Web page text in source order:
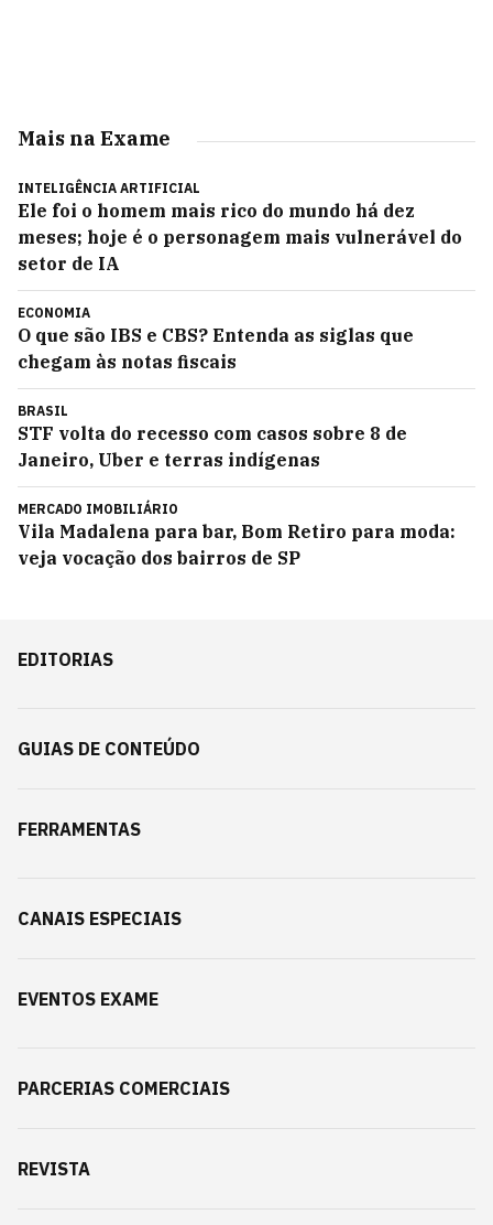
Mais na Exame
INTELIGÊNCIA ARTIFICIAL
Ele foi o homem mais rico do mundo há dez
meses; hoje é o personagem mais vulnerável do
setor de IA
ECONOMIA
O que são IBS e CBS? Entenda as siglas que
chegam às notas fiscais
BRASIL
STF volta do recesso com casos sobre 8 de
Janeiro, Uber e terras indígenas
MERCADO IMOBILIÁRIO
Vila Madalena para bar, Bom Retiro para moda:
veja vocação dos bairros de SP
EDITORIAS
GUIAS DE CONTEÚDO
FERRAMENTAS
CANAIS ESPECIAIS
EVENTOS EXAME
PARCERIAS COMERCIAIS
REVISTA